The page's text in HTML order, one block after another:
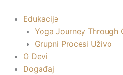
садржај
Edukacije
Yoga Journey Through
Grupni Procesi Uživo
O Devi
Događaji